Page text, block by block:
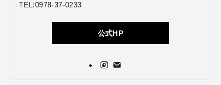
TEL:0978-37-0233
公式HP